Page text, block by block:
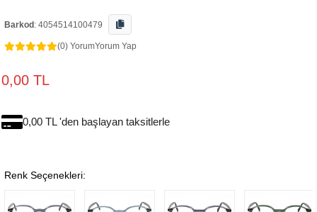
Barkod : 4054514100479
(0) YorumYorum Yap
0,00 TL
0,00 TL 'den başlayan taksitlerle
Renk Seçenekleri: